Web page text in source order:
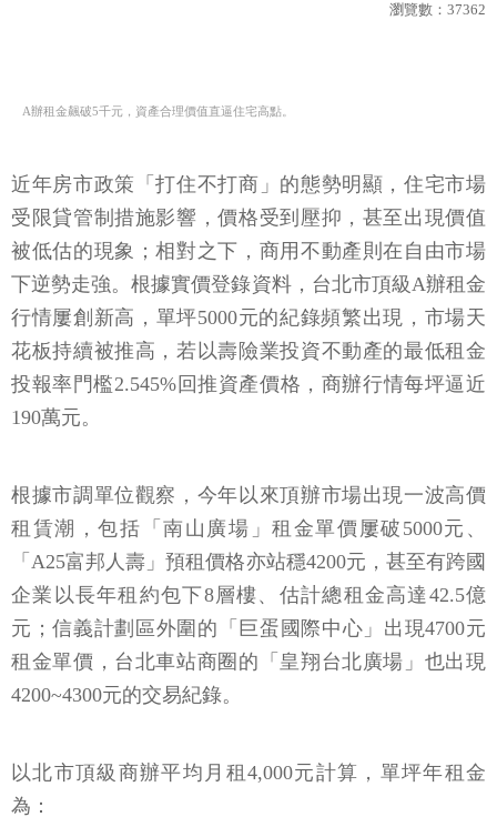
瀏覽數： 37362
A辦租金飆破5千元，資產合理價值直逼住宅高點。
近年房市政策「打住不打商」的態勢明顯，住宅市場
受限貸管制措施影響，價格受到壓抑，甚至出現價值
被低估的現象；相對之下，商用不動產則在自由市場
下逆勢走強。根據實價登錄資料，台北市頂級A辦租金
行情屢創新高，單坪5000元的紀錄頻繁出現，市場天
花板持續被推高，若以壽險業投資不動產的最低租金
投報率門檻2.545%回推資產價格，商辦行情每坪逼近
190萬元。
根據市調單位觀察，今年以來頂辦市場出現一波高價
租賃潮，包括「南山廣場」租金單價屢破5000元、
「A25富邦人壽」預租價格亦站穩4200元，甚至有跨國
企業以長年租約包下8層樓、估計總租金高達42.5億
元；信義計劃區外圍的「巨蛋國際中心」出現4700元
租金單價，台北車站商圈的「皇翔台北廣場」也出現
4200~4300元的交易紀錄。
以北市頂級商辦平均月租4,000元計算，單坪年租金
為：